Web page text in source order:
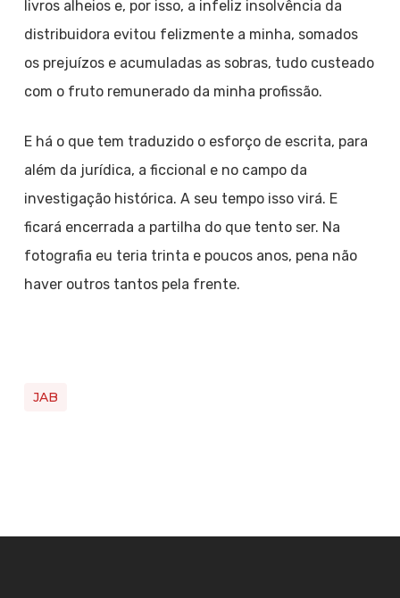
livros alheios e, por isso, a infeliz insolvência da
distribuidora evitou felizmente a minha, somados
os prejuízos e acumuladas as sobras, tudo custeado
com o fruto remunerado da minha profissão.
E há o que tem traduzido o esforço de escrita, para
além da jurídica, a ficcional e no campo da
investigação histórica. A seu tempo isso virá. E
ficará encerrada a partilha do que tento ser. Na
fotografia eu teria trinta e poucos anos, pena não
haver outros tantos pela frente.
JAB